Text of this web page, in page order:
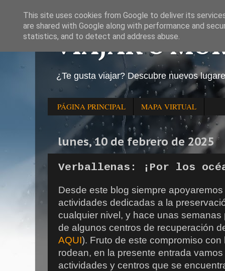
VIAJAR O
¿Te gusta viajar? Descubre nuevos
PÁGINA PRINCIPAL MAPA VIRTUAL
lunes, 10 de febrero de 2025
Verballenas: ¡Por los
Desde este blog siempre
actividades dedicadas a la
cualquier nivel, y hace unas
de algunos centros de recuperación
AQUI). Fruto de este compromiso
rodean, en la presente entrada
actividades y centros que se
This site uses cookies from Google to deliver its
are shared with Google along with performance and
statistics, and to detect and address abuse.